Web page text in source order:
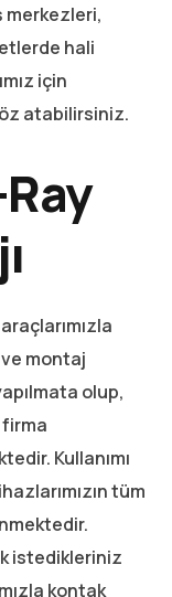
merkezleri,
hali
için
atabilirsiniz.
montaj
olup,
firma
Kullanımı
tüm
istedikleriniz
kontak